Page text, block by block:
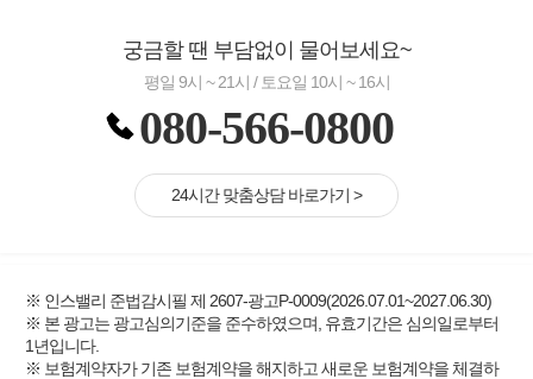
궁금할 땐 부담없이 물어보세요~
평일 9시 ~ 21시 / 토요일 10시 ~ 16시
080-566-0800
24시간 맞춤상담 바로가기 >
※ 인스밸리 준법감시필 제 2607-광고P-0009(2026.07.01~2027.06.30)
※ 본 광고는 광고심의기준을 준수하였으며, 유효기간은 심의일로부터
1년입니다.
※ 보험계약자가 기존 보험계약을 해지하고 새로운 보험계약을 체결하